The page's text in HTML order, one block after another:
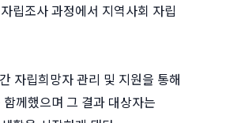
립조사 과정에서 지역사회 자립
자립희망자 관리 및 지원을 통해
께했으며 그 결과 대상자는